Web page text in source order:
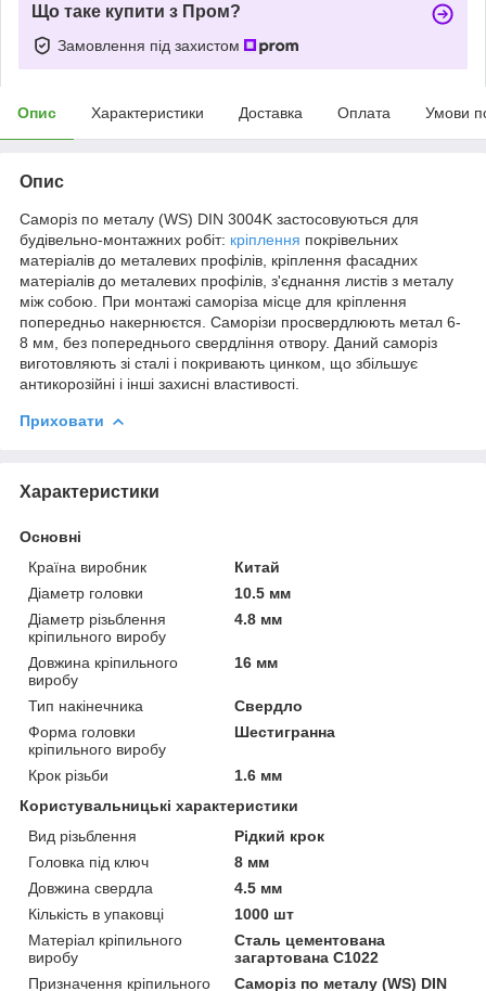
Що таке купити з Пром?
Замовлення під захистом
Опис Характеристики Доставка Оплата Умови
Опис
Саморіз по металу (WS) DIN 3004K застосовуються для
будівельно-монтажних робіт: кріплення покрівельних
матеріалів до металевих профілів, кріплення фасадних
матеріалів до металевих профілів, з'єднання листів з металу
між собою. При монтажі саморіза місце для кріплення
попередньо накернюєтся. Саморізи просвердлюють метал 6-
8 мм, без попереднього свердління отвору. Даний саморіз
виготовляють зі сталі і покривають цинком, що збільшує
антикорозійні і інші захисні властивості.
Приховати
Характеристики
Основні
Країна виробник
Китай
Діаметр головки
10.5 мм
Діаметр різьблення
кріпильного виробу
4.8 мм
Довжина кріпильного
виробу
16 мм
Тип накінечника
Свердло
Форма головки
кріпильного виробу
Шестигранна
Крок різьби
1.6 мм
Користувальницькі характеристики
Вид різьблення
Рідкий крок
Головка під ключ
8 мм
Довжина свердла
4.5 мм
Кількість в упаковці
1000 шт
Матеріал кріпильного
виробу
Сталь цементована
загартована С1022
Призначення кріпильного
Саморіз по металу (WS) DIN